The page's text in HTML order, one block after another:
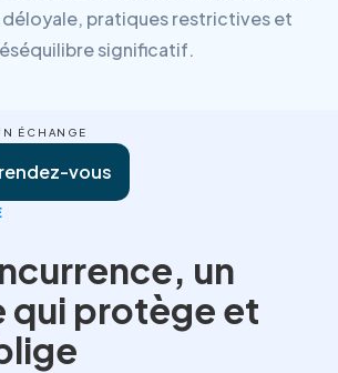
pratiques restrictives et
significatif.
ÉCHANGE
vous
un
qui protège et